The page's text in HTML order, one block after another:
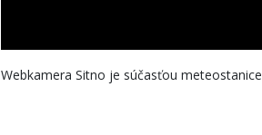
Webkamera Sitno je súčasťou meteostanice